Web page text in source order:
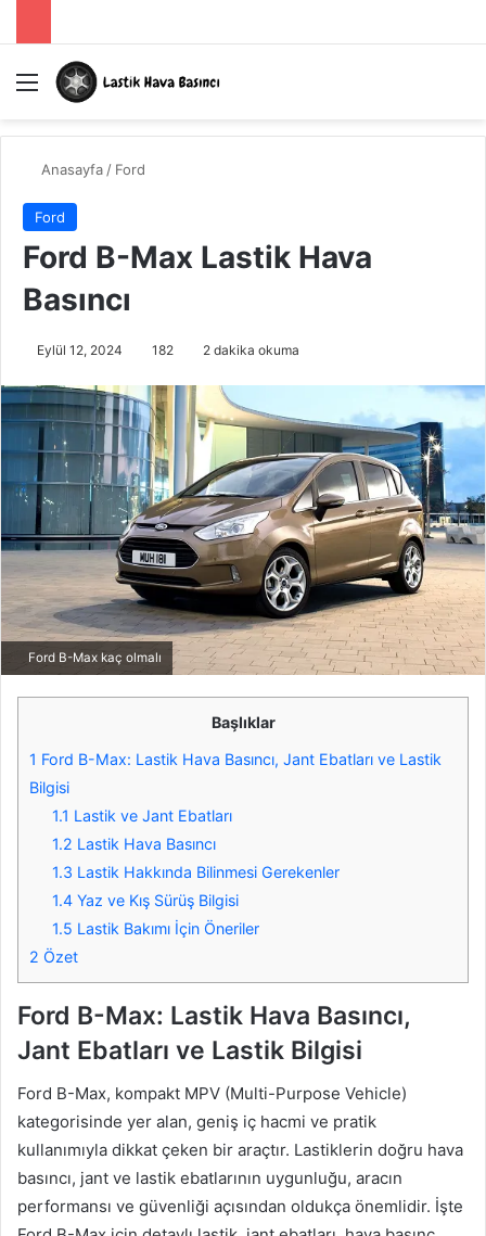
Menü
Anasayfa / Ford
Ford
Ford B-Max Lastik Hava
Basıncı
Eylül 12, 2024 182 2 dakika okuma
Ford B-Max kaç olmalı
Başlıklar
1 Ford B-Max: Lastik Hava Basıncı, Jant Ebatları ve Lastik
Bilgisi
1.1 Lastik ve Jant Ebatları
1.2 Lastik Hava Basıncı
1.3 Lastik Hakkında Bilinmesi Gerekenler
1.4 Yaz ve Kış Sürüş Bilgisi
1.5 Lastik Bakımı İçin Öneriler
2 Özet
Ford B-Max: Lastik Hava Basıncı,
Jant Ebatları ve Lastik Bilgisi
Ford B-Max, kompakt MPV (Multi-Purpose Vehicle)
kategorisinde yer alan, geniş iç hacmi ve pratik
kullanımıyla dikkat çeken bir araçtır. Lastiklerin doğru hava
basıncı, jant ve lastik ebatlarının uygunluğu, aracın
performansı ve güvenliği açısından oldukça önemlidir. İşte